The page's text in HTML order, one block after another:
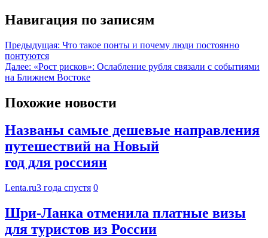
Навигация по записям
Предыдущая: Что такое понты и почему люди постоянно
понтуются
Далее: «Рост рисков»: Ослабление рубля связали с событиями
на Ближнем Востоке
Похожие новости
Названы самые дешевые направления
путешествий на Новый
год для россиян
Lenta.ru3 года спустя 0
Шри-Ланка отменила платные визы
для туристов из России